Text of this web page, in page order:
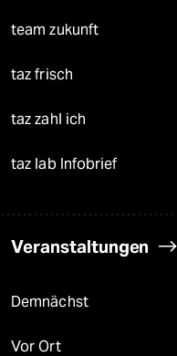
team zukunft
taz frisch
taz zahl ich
taz lab Infobrief
Veranstaltungen
Demnächst
Vor Ort